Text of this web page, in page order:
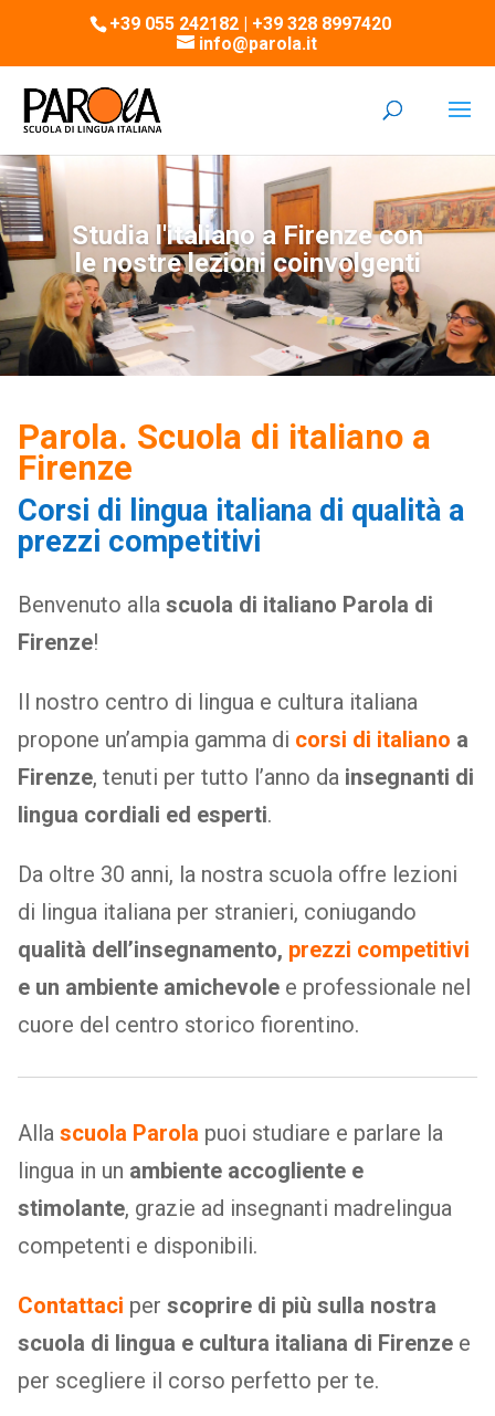
+39 055 242182 | +39 328 8997420
info@parola.it
Studia l'italiano a Firenze con
le nostre lezioni coinvolgenti
Parola. Scuola di italiano a
Firenze
Corsi di lingua italiana di qualità a
prezzi competitivi
Benvenuto alla scuola di italiano Parola di
Firenze!
Il nostro centro di lingua e cultura italiana
propone un’ampia gamma di corsi di italiano a
Firenze, tenuti per tutto l’anno dainsegnanti di
lingua cordiali ed esperti.
Da oltre 30 anni, la nostra scuola offre lezioni
di lingua italiana per stranieri, coniugando
qualità dell’insegnamento, prezzi competitivi
e un ambiente amichevolee professionale nel
cuore del centro storico fiorentino.
Alla scuola Parola puoi studiare e parlare la
lingua in un ambiente accogliente e
stimolante, grazie ad insegnanti madrelingua
competenti e disponibili.
Contattaci per scoprire di più sulla nostra
scuola di lingua e cultura italiana di Firenzee
per scegliere il corso perfetto per te.